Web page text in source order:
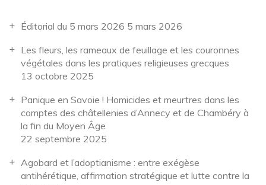
Éditorial du 5 mars 2026 5 mars 2026
Les fleurs, les rameaux de feuillage et les couronnes
végétales dans les pratiques religieuses grecques
13 octobre 2025
Panique en Savoie ! Homicides et meurtres dans les
comptes des châtellenies d’Annecy et de Chambéry à
la fin du Moyen Âge
22 septembre 2025
Agobard et l’adoptianisme : entre exégèse
antihérétique, affirmation stratégique et lutte contre la